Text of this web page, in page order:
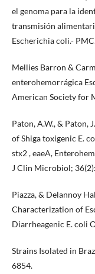
el genoma para la
transmisión
Escherichia coli.-
Mellies Barron &
enterohemorrágica
American Society for
Paton, A.W., & Paton,
of Shiga toxigenic E.
stx2 , eaeA,
J Clin Microbiol;
Piazza, & Delannoy
Characterization of
Diarrheagenic E. coli
Strains Isolated in
6854.